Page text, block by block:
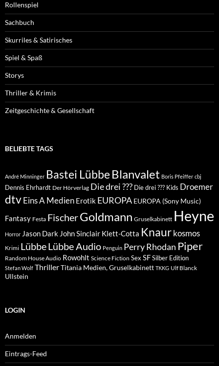
Rollenspiel
Sachbuch
Skurriles & Satirisches
Spiel & Spaß
Storys
Thriller & Krimis
Zeitgeschichte & Gesellschaft
BELIEBTE TAGS
André Minninger Bastei Lübbe Blanvalet Boris Pfeiffer cbj
Dennis Ehrhardt Der Hörverlag Die drei ??? Die drei ??? Kids Droemer
dtvEins A Medien Erotik EUROPA EUROPA (Sony Music)
Fantasy Festa FischerGoldmann Gruselkabinett Heyne
Horror Jason Dark John Sinclair Klett-Cotta Knaur kosmos
Krimi LübbeLübbe Audio Penguin Perry Rhodan Piper
Random House Audio Rowohlt Science Fiction Sex SFSilber Edition
Stefan Wolf ThrillerTitania Medien, Gruselkabinett TKKG Ulf Blanck
Ullstein
LOGIN
Anmelden
Eintrags-Feed